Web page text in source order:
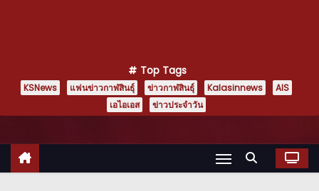
Top Tags
KSNews แฟนข่าวกาฬสินธุ์ ข่าวกาฬสินธุ์ Kalasinnews
AIS
เอไอเอส
ข่าวประจำวัน